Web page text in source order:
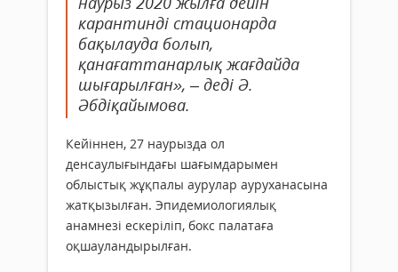
карантинді стационарда
бақылауда болып,
қанағаттанарлық жағдайда
шығарылған», – деді Ә.
Әбдіқайымова.
Кейіннен, 27 наурызда ол
денсаулығындағы шағымдарымен
облыстық жұқпалы аурулар ауруханасына
жатқызылған. Эпидемиологиялық
анамнезі ескеріліп, бокс палатаға
оқшауландырылған.